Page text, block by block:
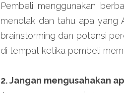
Pembeli menggunakan
menolak dan tahu apa yang
brainstorming dan potensi
di tempat ketika pembeli
2. Jangan mengusahakan